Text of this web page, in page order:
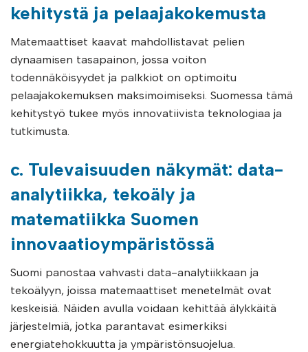
kehitystä ja pelaajakokemusta
Matemaattiset kaavat mahdollistavat pelien
dynaamisen tasapainon, jossa voiton
todennäköisyydet ja palkkiot on optimoitu
pelaajakokemuksen maksimoimiseksi. Suomessa tämä
kehitystyö tukee myös innovatiivista teknologiaa ja
tutkimusta.
c. Tulevaisuuden näkymät: data-
analytiikka, tekoäly ja
matematiikka Suomen
innovaatioympäristössä
Suomi panostaa vahvasti data-analytiikkaan ja
tekoälyyn, joissa matemaattiset menetelmät ovat
keskeisiä. Näiden avulla voidaan kehittää älykkäitä
järjestelmiä, jotka parantavat esimerkiksi
energiatehokkuutta ja ympäristönsuojelua.